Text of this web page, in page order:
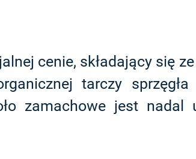
cenie, składający się
tarczy
zamachowe jest nadal